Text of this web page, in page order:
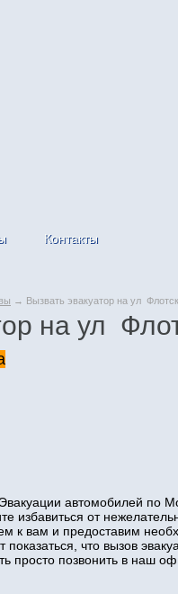
Контакты
→ Вызвать эвакуатор на ул
на ул
автомобилей по
избавиться от
к вам и предоставим
что вызов
просто позвонить в